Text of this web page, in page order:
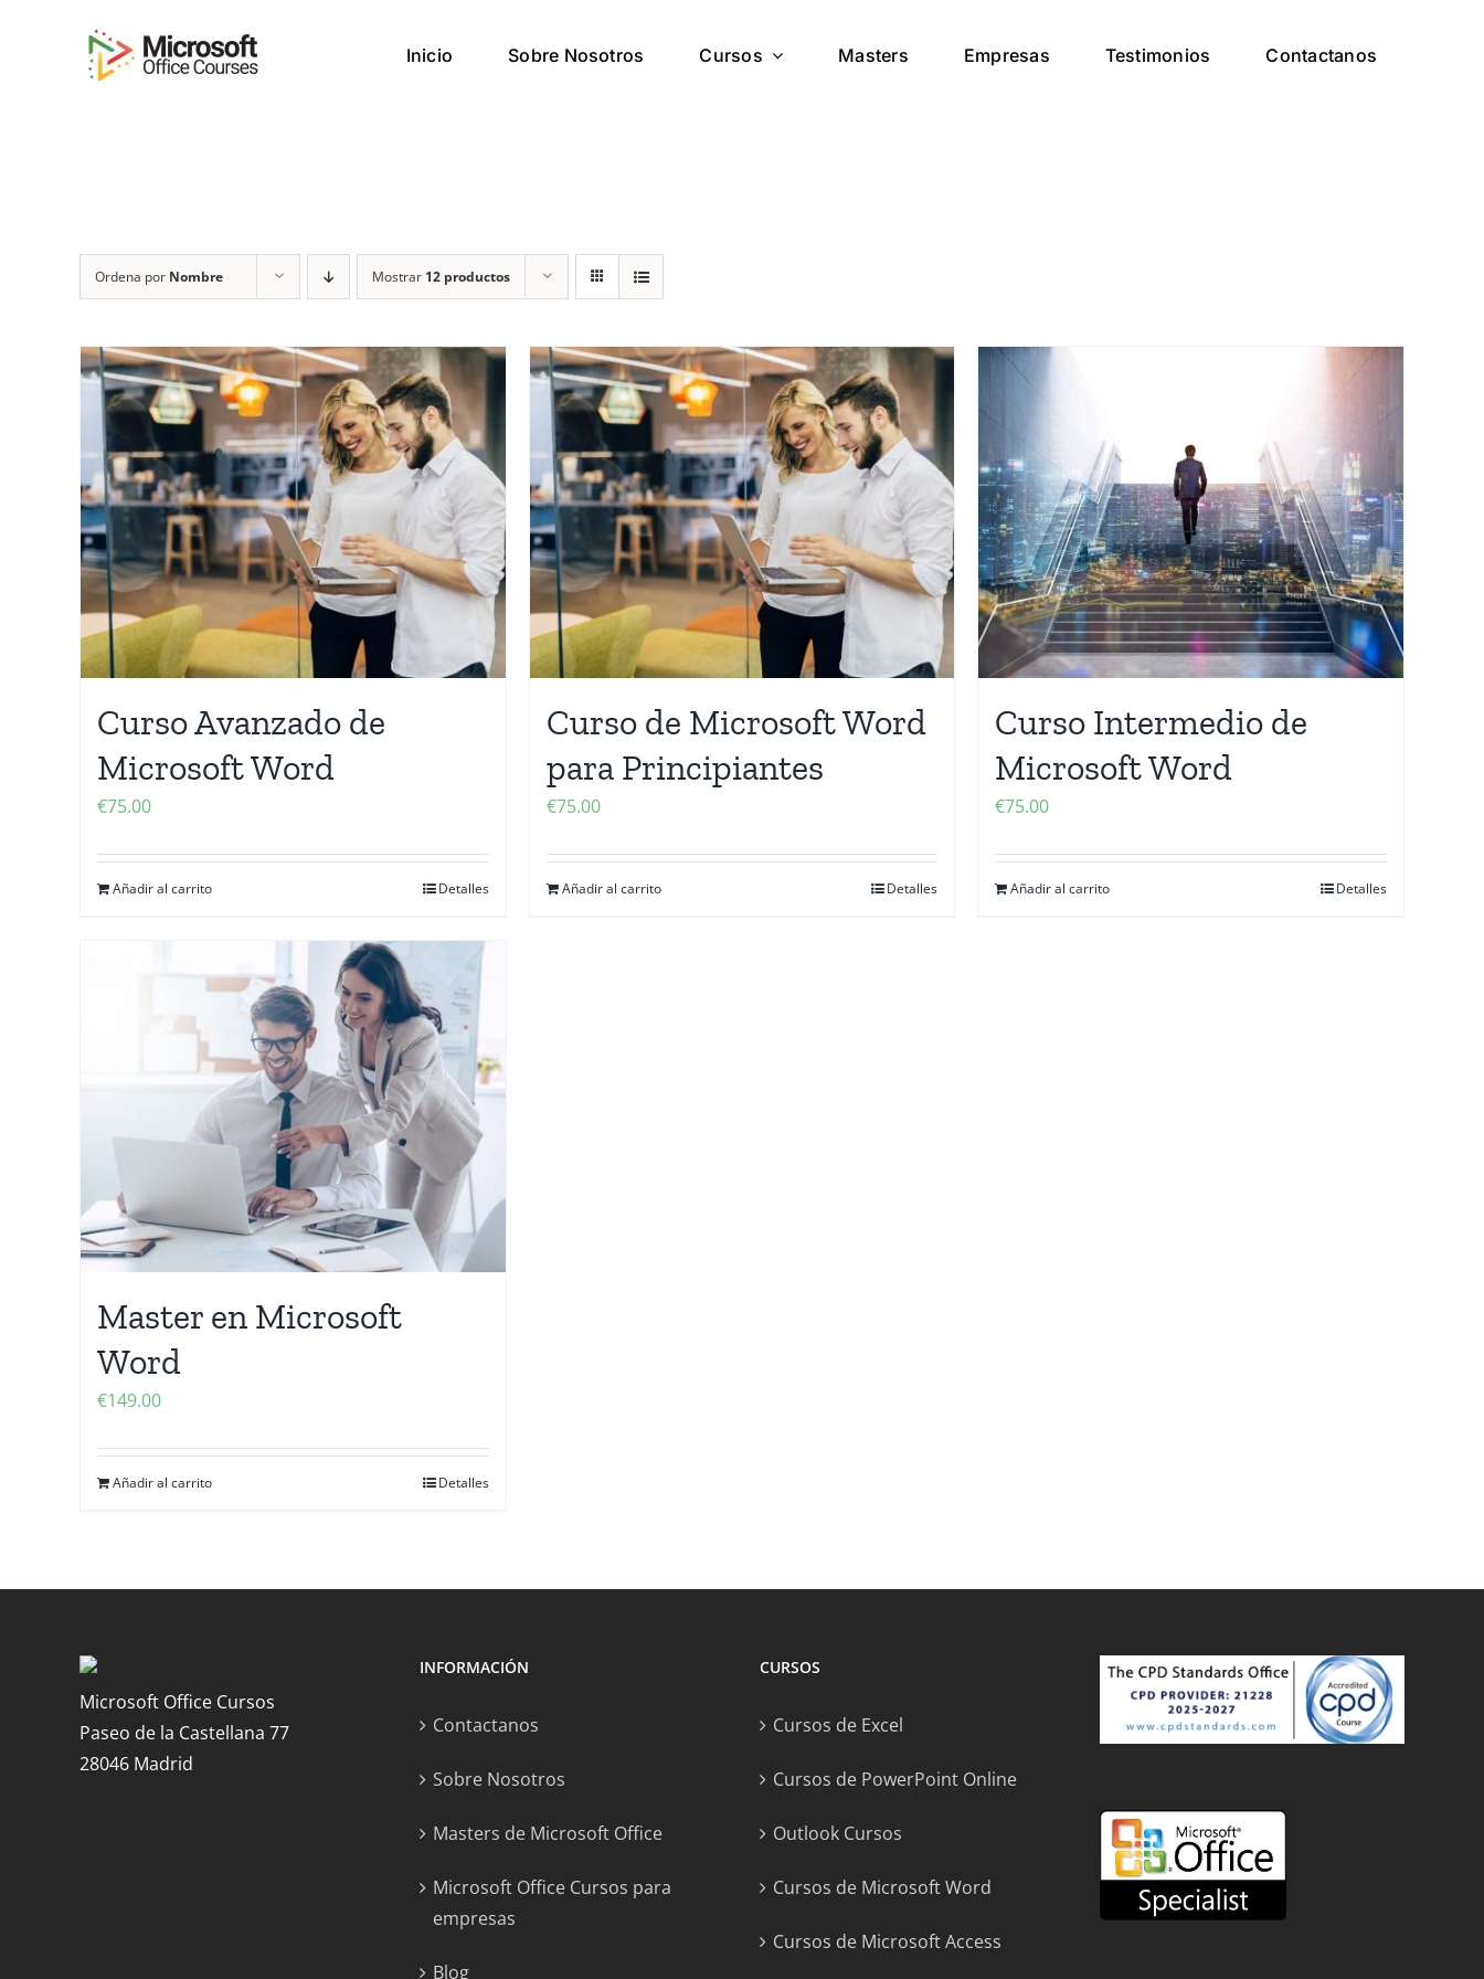
Inicio Sobre Nosotros Cursos Masters Empresas Testimonios Contactanos
Ordena por Nombre Mostrar 12 productos
Curso Avanzado de
Microsoft Word
€75.00
Añadir al carrito Detalles
Curso de Microsoft Word
para Principiantes
€75.00
Añadir al carrito Detalles
Curso Intermedio de
Microsoft Word
€75.00
Añadir al carrito Detalles
Master en Microsoft
Word
€149.00
Añadir al carrito Detalles
Microsoft Office Cursos
Paseo de la Castellana 77
28046 Madrid
INFORMACIÓN
Contactanos
Sobre Nosotros
Masters de Microsoft Office
Microsoft Office Cursos para
empresas
Blog
CURSOS
Cursos de Excel
Cursos de PowerPoint Online
Outlook Cursos
Cursos de Microsoft Word
Cursos de Microsoft Access